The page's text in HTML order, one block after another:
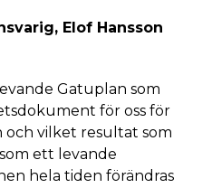
Elof Hansson
Gatuplan som
för oss för
vilket resultat som
ett levande
hela tiden förändras